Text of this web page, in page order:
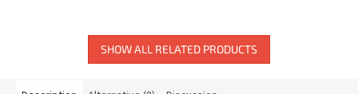
SHOW ALL RELATED PRODUCTS